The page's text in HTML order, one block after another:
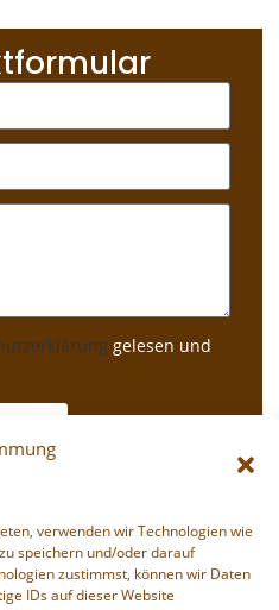
verwenden wir Technologien wie
speichern und/oder darauf
zustimmst, können wir Daten
IDs auf dieser Website
gelesen und
4LuckyPawsbetreut
im RaumWeilheim,